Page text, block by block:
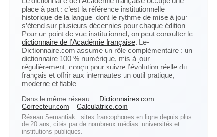
place à part : c’est la référence institutionnelle
historique de la langue, dont le rythme de mise à jour
s’étend sur plusieurs décennies pour chaque édition.
Pour un point de vue institutionnel, on peut consulter le
dictionnaire de l’Académie française. Le-
Dictionnaire.com assume un rôle complémentaire : un
dictionnaire 100 % numérique, mis à jour
régulièrement, conçu pour suivre l’évolution réelle du
français et offrir aux internautes un outil pratique,
moderne et fiable.
Dans le même réseau :
Dictionnaires.com
Correcteur.com
Calculatrice.com
Réseau Semantiak : sites francophones en ligne depuis plus
de 20 ans, cités par de nombreux médias, universités et
institutions publiques.